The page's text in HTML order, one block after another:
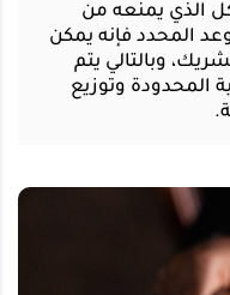
الذي يمنعه من
المحدد فإنه يمكن
وبالتالي يتم
المحدودة وتوزيع